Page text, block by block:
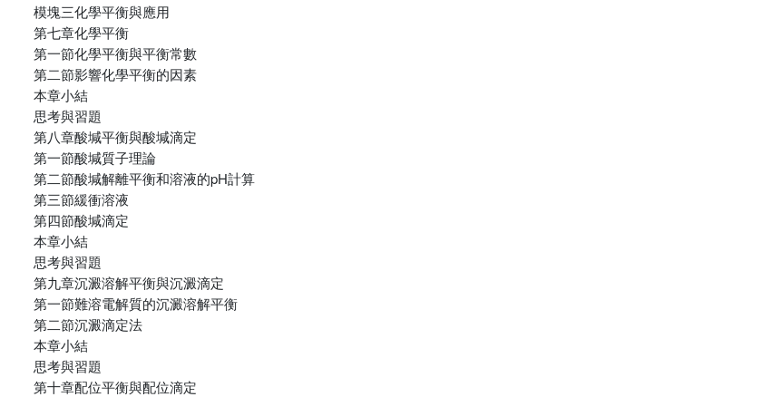
模塊三化學平衡與應用
第七章化學平衡
第一節化學平衡與平衡常數
第二節影響化學平衡的因素
本章小結
思考與習題
第八章酸堿平衡與酸堿滴定
第一節酸堿質子理論
第二節酸堿解離平衡和溶液的pH計算
第三節緩衝溶液
第四節酸堿滴定
本章小結
思考與習題
第九章沉澱溶解平衡與沉澱滴定
第一節難溶電解質的沉澱溶解平衡
第二節沉澱滴定法
本章小結
思考與習題
第十章配位平衡與配位滴定